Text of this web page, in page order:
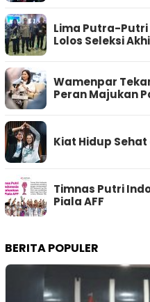
Lima Putra-
Lolos Seleksi
Wamenpar
Peran Majukan
Kiat Hidup
Timnas Putri
Piala AFF
BERITA POPULER